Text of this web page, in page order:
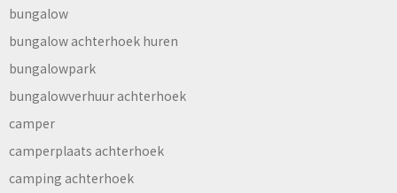
bungalow
bungalow achterhoek huren
bungalowpark
bungalowverhuur achterhoek
camper
camperplaats achterhoek
camping achterhoek